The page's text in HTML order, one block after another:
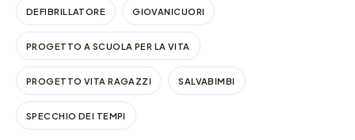
DEFIBRILLATORE GIOVANICUORI
PROGETTO A SCUOLA PER LA VITA
PROGETTO VITA RAGAZZI SALVABIMBI
SPECCHIO DEI TEMPI